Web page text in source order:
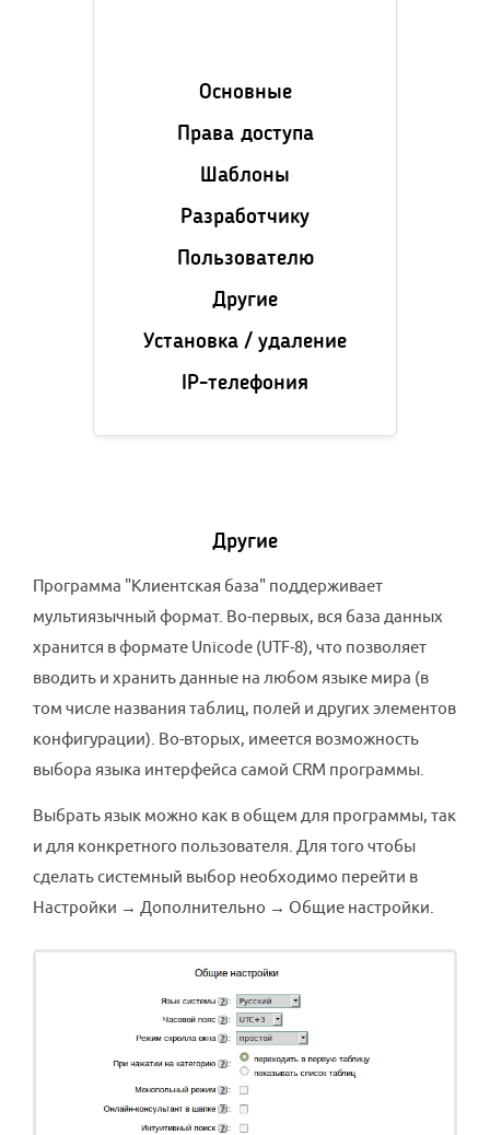
Основные
Права доступа
Шаблоны
Разработчику
Пользователю
Другие
Установка / удаление
IP-телефония
Другие
Программа "Клиентская база" поддерживает
мультиязычный формат. Во-первых, вся база данных
хранится в формате Unicode (UTF-8), что позволяет
вводить и хранить данные на любом языке мира (в
том числе названия таблиц, полей и других элементов
конфигурации). Во-вторых, имеется возможность
выбора языка интерфейса самой CRM программы.
Выбрать язык можно как в общем для программы, так
и для конкретного пользователя. Для того чтобы
сделать системный выбор необходимо перейти в
Настройки → Дополнительно → Общие настройки.